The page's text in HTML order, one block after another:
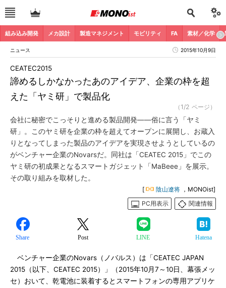
組み込み開発 メカ設計 製造マネジメント モビリティ FA 素材／化学
ニュース 2015年10月9日
諦めるしかなかったあのアイデア、企業の枠を超
えた「ヤミ研」で製品化
CEATEC2015
（1/2 ページ）
会社に秘密でこっそりと進める製品開発――俗に言う「ヤミ
研」。このヤミ研を企業の枠を超えてオープンに展開し、お蔵入
りとなってしまった製品のアイデアを実現させようとしているの
がベンチャー企業のNovarsだ。同社は「CEATEC 2015」でこの
ヤミ研の初成果となるスマートガジェット「MaBeee」を展示。
その取り組みを取材した。
[ 陰山遼将 ，MONOist]
PC用表示
関連情報
Share Post LINE Hatena
ベンチャー企業のNovars（ノバルス）は「CEATEC JAPAN
2015（以下、CEATEC 2015）」（2015年10月7～10日、幕張メッ
セ）おいて、乾電池に装着するとスマートフォンの専用アプリケ